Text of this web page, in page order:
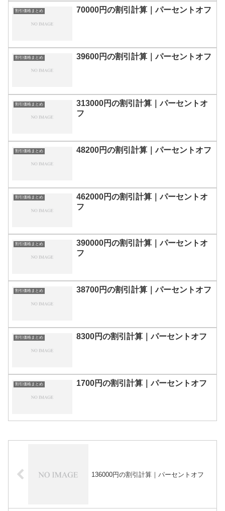
割引価格まとめ 70000円の割引計算｜パーセントオフ
割引価格まとめ 39600円の割引計算｜パーセントオフ
割引価格まとめ
313000円の割引計算｜パーセントオ
フ
割引価格まとめ 48200円の割引計算｜パーセントオフ
割引価格まとめ
462000円の割引計算｜パーセントオ
フ
割引価格まとめ
390000円の割引計算｜パーセントオ
フ
割引価格まとめ 38700円の割引計算｜パーセントオフ
割引価格まとめ 8300円の割引計算｜パーセントオフ
割引価格まとめ 1700円の割引計算｜パーセントオフ
136000円の割引計算｜パーセントオフ